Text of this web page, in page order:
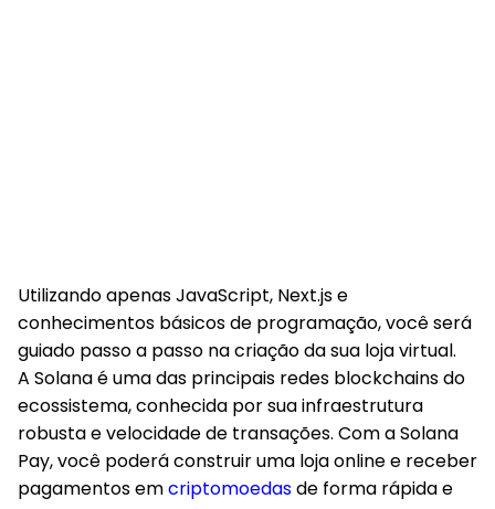
Utilizando apenas JavaScript, Next.js e
conhecimentos básicos de programação, você será
guiado passo a passo na criação da sua loja virtual.
A Solana é uma das principais redes blockchains do
ecossistema, conhecida por sua infraestrutura
robusta e velocidade de transações. Com a Solana
Pay, você poderá construir uma loja online e receber
pagamentos emcriptomoedasde forma rápida e